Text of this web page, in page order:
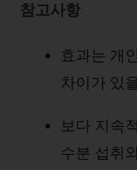
참고사항
효과는 개
차이가 있
보다 지속
수분 섭취